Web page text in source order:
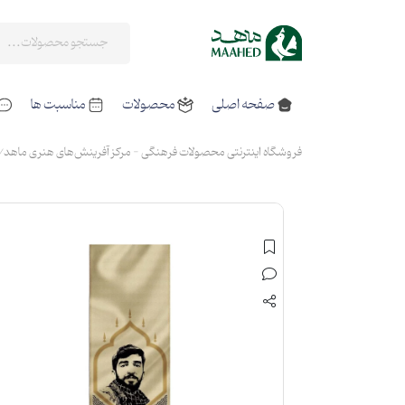
صفحه اصلی محصولات مناسبت ها
فروشگاه اینترنتی محصولات فرهنگی - مرکز آفرینش‌های هنری ماهد